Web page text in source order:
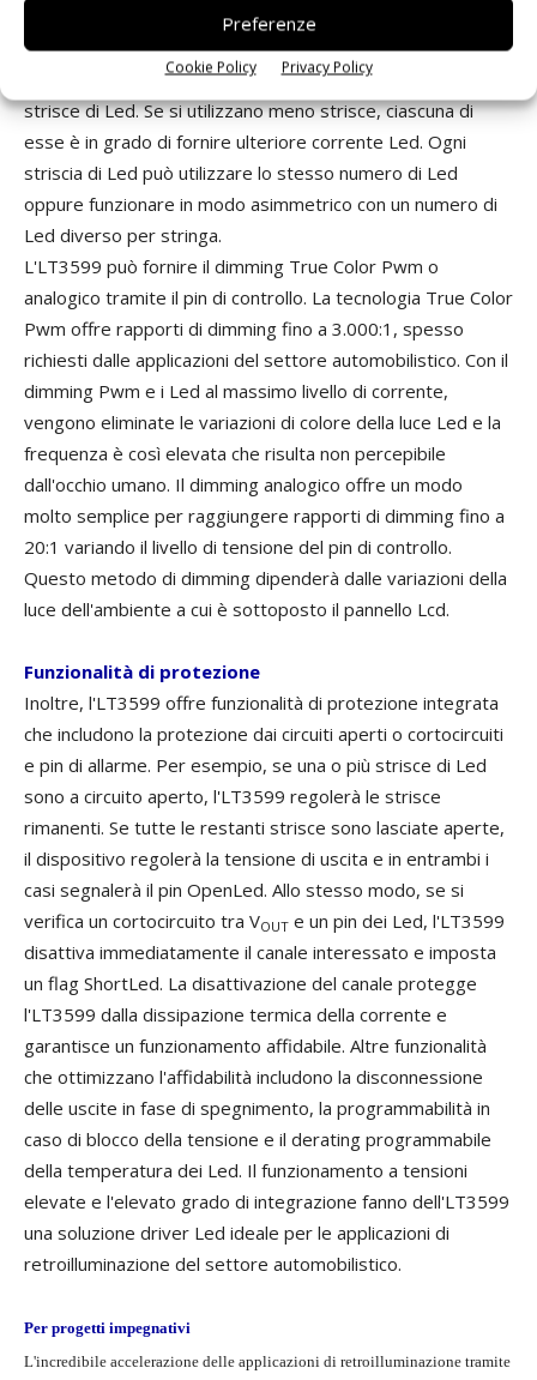
Preferenze
Cookie Policy Privacy Policy
rimanendo così al di fuori della banda radio AM e riducendo
al minimo le dimensioni dei componenti esterni. Il design
del dispositivo consente inoltre di gestire da una a quattro
strisce di Led. Se si utilizzano meno strisce, ciascuna di
esse è in grado di fornire ulteriore corrente Led. Ogni
striscia di Led può utilizzare lo stesso numero di Led
oppure funzionare in modo asimmetrico con un numero di
Led diverso per stringa.
L'LT3599 può fornire il dimming True Color Pwm o
analogico tramite il pin di controllo. La tecnologia True Color
Pwm offre rapporti di dimming fino a 3.000:1, spesso
richiesti dalle applicazioni del settore automobilistico. Con il
dimming Pwm e i Led al massimo livello di corrente,
vengono eliminate le variazioni di colore della luce Led e la
frequenza è così elevata che risulta non percepibile
dall'occhio umano. Il dimming analogico offre un modo
molto semplice per raggiungere rapporti di dimming fino a
20:1 variando il livello di tensione del pin di controllo.
Questo metodo di dimming dipenderà dalle variazioni della
luce dell'ambiente a cui è sottoposto il pannello Lcd.
Funzionalità di protezione
Inoltre, l'LT3599 offre funzionalità di protezione integrata
che includono la protezione dai circuiti aperti o cortocircuiti
e pin di allarme. Per esempio, se una o più strisce di Led
sono a circuito aperto, l'LT3599 regolerà le strisce
rimanenti. Se tutte le restanti strisce sono lasciate aperte,
il dispositivo regolerà la tensione di uscita e in entrambi i
casi segnalerà il pin OpenLed. Allo stesso modo, se si
verifica un cortocircuito tra VOUT e un pin dei Led, l'LT3599
disattiva immediatamente il canale interessato e imposta
un flag ShortLed. La disattivazione del canale protegge
l'LT3599 dalla dissipazione termica della corrente e
garantisce un funzionamento affidabile. Altre funzionalità
che ottimizzano l'affidabilità includono la disconnessione
delle uscite in fase di spegnimento, la programmabilità in
caso di blocco della tensione e il derating programmabile
della temperatura dei Led. Il funzionamento a tensioni
elevate e l'elevato grado di integrazione fanno dell'LT3599
una soluzione driver Led ideale per le applicazioni di
retroilluminazione del settore automobilistico.
Per progetti impegnativi
L'incredibile accelerazione delle applicazioni di retroilluminazione tramite